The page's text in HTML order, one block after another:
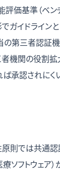
価基準（ベン
イドライン
第三者認証
機関の役割拡
認されにく
原則では共通
ソフトウェア